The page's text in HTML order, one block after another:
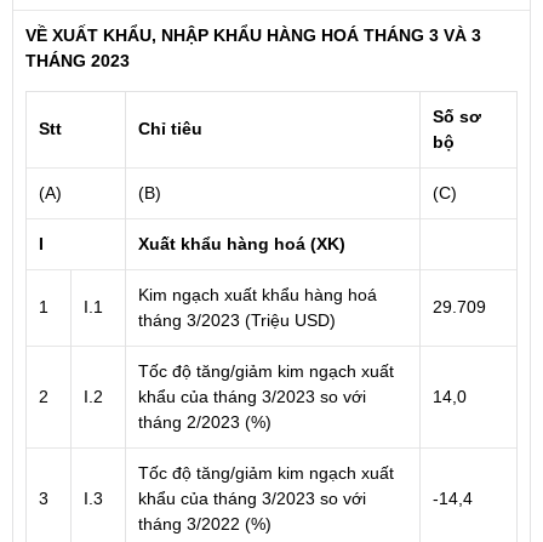
VỀ XUẤT KHẨU, NHẬP KHẨU HÀNG HOÁ THÁNG 3 VÀ 3
THÁNG 2023
Stt Chỉ tiêu
Số sơ
bộ
(A) (B) (C)
I Xuất khẩu hàng hoá (XK)
1 I.1
Kim ngạch xuất khẩu hàng hoá
tháng 3/2023 (Triệu USD)
29.709
2 I.2
Tốc độ tăng/giảm kim ngạch xuất
khẩu của tháng 3/2023 so với
tháng 2/2023 (%)
14,0
3 I.3
Tốc độ tăng/giảm kim ngạch xuất
khẩu của tháng 3/2023 so với
tháng 3/2022 (%)
-14,4